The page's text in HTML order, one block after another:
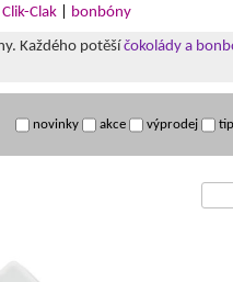
Clik-Clak bonbóny
Každého potěší čokolády a
novinky akce výprodej